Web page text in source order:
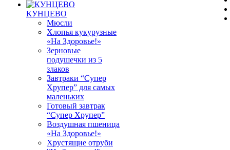
КУНЦЕВО
Мюсли
Хлопья кукурузные
«На Здоровье!»
Зерновые
подушечки из 5
злаков
Завтраки “Супер
Хрупер” для самых
маленьких
Готовый завтрак
“Супер Хрупер”
Воздушная пшеница
«На Здоровье!»
Хрустящие отруби